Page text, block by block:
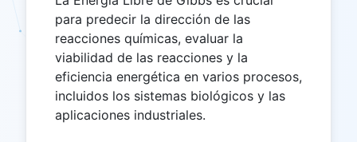
para predecir la dirección de las
reacciones químicas, evaluar la
viabilidad de las reacciones y la
eficiencia energética en varios procesos,
incluidos los sistemas biológicos y las
aplicaciones industriales.